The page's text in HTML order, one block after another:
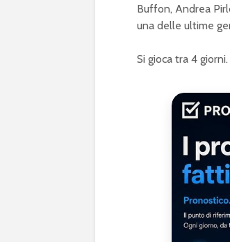
Buffon, Andrea
una delle ultime
Si gioca tra 4